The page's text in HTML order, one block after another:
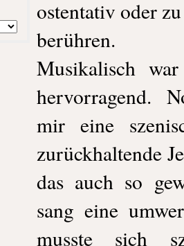
ostentativ oder
berühren.
Musikalisch
hervorragend.
mir eine
zurückhaltende
das auch so
sang eine
musste sich